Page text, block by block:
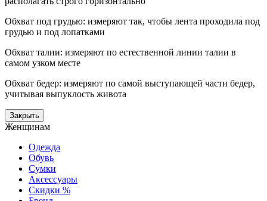
Обхват под грудью: измеряют так, чтобы лента проходила под
грудью и под лопатками
Обхват талии: измеряют по естественной линии талии в
самом узком месте
Обхват бедер: измеряют по самой выступающей части бедер,
учитывая выпуклость живота
Закрыть
Женщинам
Одежда
Обувь
Сумки
Аксессуары
Скидки %